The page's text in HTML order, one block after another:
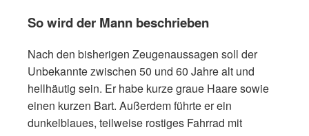
So wird der Mann beschrieben
Nach den bisherigen Zeugenaussagen soll der
Unbekannte zwischen 50 und 60 Jahre alt und
hellhäutig sein. Er habe kurze graue Haare sowie
einen kurzen Bart. Außerdem führte er ein
dunkelblaues, teilweise rostiges Fahrrad mit